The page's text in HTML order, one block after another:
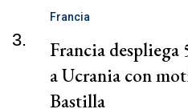
3.
Francia
Francia despliega
a Ucrania con
Bastilla